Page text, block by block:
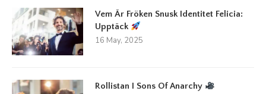
Vem Är Fröken Snusk Identitet Felicia:
Upptäck
16 May, 2025
Rollistan I Sons Of Anarchy